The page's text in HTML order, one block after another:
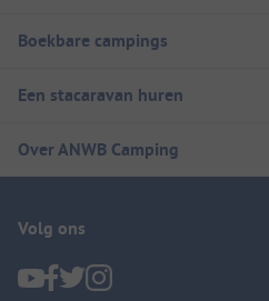
Boekbare campings
Een stacaravan huren
Over ANWB Camping
Volg ons